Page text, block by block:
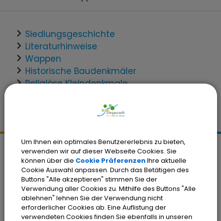
Siedlungsgeschichte
Literaturhinweise
Wappen
Historische Baudenkmäler
Religiöse Kleindenkmale
Kontakt
Gemeinde Stegaurach
Schloßplatz 1
96135 Stegaurach
Tel.:(0951) 99222-0
Um Ihnen ein optimales Benutzererlebnis zu bieten,
verwenden wir auf dieser Webseite Cookies. Sie
können über die Cookie PräferenzenIhre aktuelle
Cookie Auswahl anpassen. Durch das Betätigen des
Buttons "Alle akzeptieren" stimmen Sie der
Verwendung aller Cookies zu. Mithilfe des Buttons "Alle
ablehnen" lehnen Sie der Verwendung nicht
erforderlicher Cookies ab. Eine Auflistung der
verwendeten Cookies finden Sie ebenfalls in unseren